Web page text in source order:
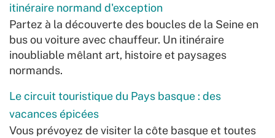
itinéraire normand d'exception
Partez à la découverte des boucles de la Seine en
bus ou voiture avec chauffeur. Un itinéraire
inoubliable mêlant art, histoire et paysages
normands.
Le circuit touristique du Pays basque : des
vacances épicées
Vous prévoyez de visiter la côte basque et toutes